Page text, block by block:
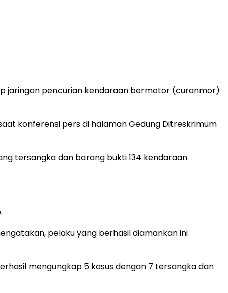
jaringan pencurian kendaraan bermotor (curanmor)
konferensi pers di halaman Gedung Ditreskrimum
tersangka dan barang bukti 134 kendaraan
pelaku yang berhasil diamankan ini
mengungkap 5 kasus dengan 7 tersangka dan